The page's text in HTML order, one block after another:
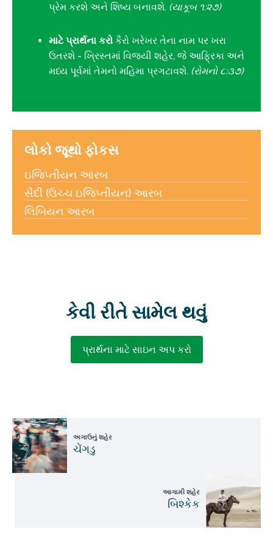
પ્રેમ કરશે અને શિષ્ય બનાવશે. (યાકૂબ ૧:૨૭)
માટે પ્રાર્થના કરો કૈરો ખરેખર તેના નામ પર ખરા
ઉતરશે - ખ્રિસ્તમાં વિજયી શહેર, જે આફ્રિકા અને
મધ્ય પૂર્વમાં તેમનો મહિમા પ્રગટાવશે. (રોમનો ૮:૩૭)
લોકો જૂથો ફોકસ
ઇજિપ્તીયન આરબ
સૈદી (ઉચ્ચ ઇજિપ્તીયન) આરબ
લિબિયન આરબ
કેવી રીતે સામેલ થવું
પ્રાર્થના માટે સાઇન અપ કરો
અગાઉનું શહેર
ચેંગડુ
આગામી શહેર
બિશ્કેક